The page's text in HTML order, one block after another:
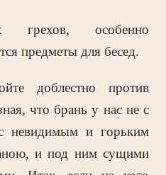
особенно
предметы для бесед.
доблестно против
что брань у нас не с
невидимым и горьким
и под ним сущими